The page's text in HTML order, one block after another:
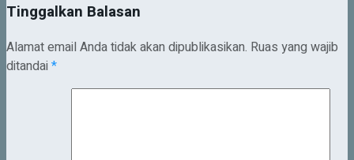
Tinggalkan Balasan
Alamat email Anda tidak akan dipublikasikan. Ruas yang wajib
ditandai *